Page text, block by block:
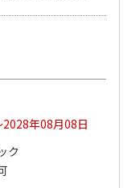
えBOX とりささ…
380円
(送料別・税込)
年08月08日
ク